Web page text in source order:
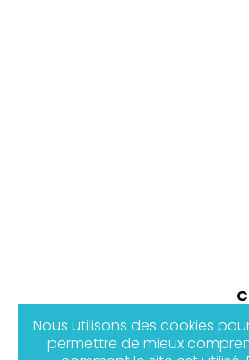
Nous utilisons des cookies
permettre de mieux